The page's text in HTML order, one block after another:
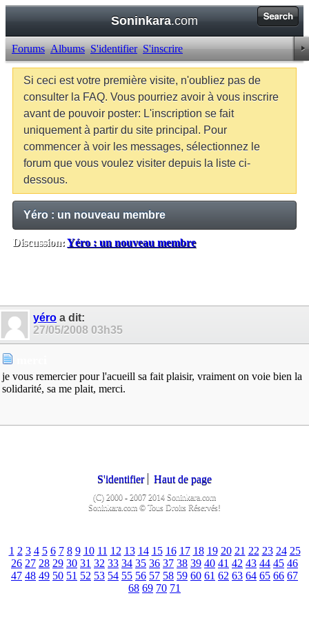
Soninkara.com
Forums Albums S'identifier S'inscrire
Si ceci est votre première visite, n'oubliez pas de
consulter la FAQ. Vous pourriez avoir à vous inscrire
avant de pouvoir poster: L'inscription se fait
uniquement à partir du site principal. Pour
commencer à voir les messages, sélectionnez le
forum que vous voulez visiter depuis la liste ci-
dessous.
Yéro : un nouveau membre
Discussion:Yéro : un nouveau membre
yéro a dit:
27/05/2008 03h35
je vous remercier pour l'acueill sa fait plaisir, vraiment on voie bien la
solidarité, sa me plait, merci.
S'identifier Haut de page
(C) 2000 - 2007 2014 Soninkara.com
Soninkara.com © Tous Droits Réservés!
1 2 3 4 5 6 7 8 9 10 11 12 13 14 15 16 17 18 19 20 21 22 23 24 25
26 27 28 29 30 31 32 33 34 35 36 37 38 39 40 41 42 43 44 45 46
47 48 49 50 51 52 53 54 55 56 57 58 59 60 61 62 63 64 65 66 67
68 69 70 71